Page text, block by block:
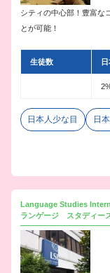
シティの中心部！豊富な
とが可能！
生徒数
日本人少な目 日
Language Studies
ランゲージ スタディー